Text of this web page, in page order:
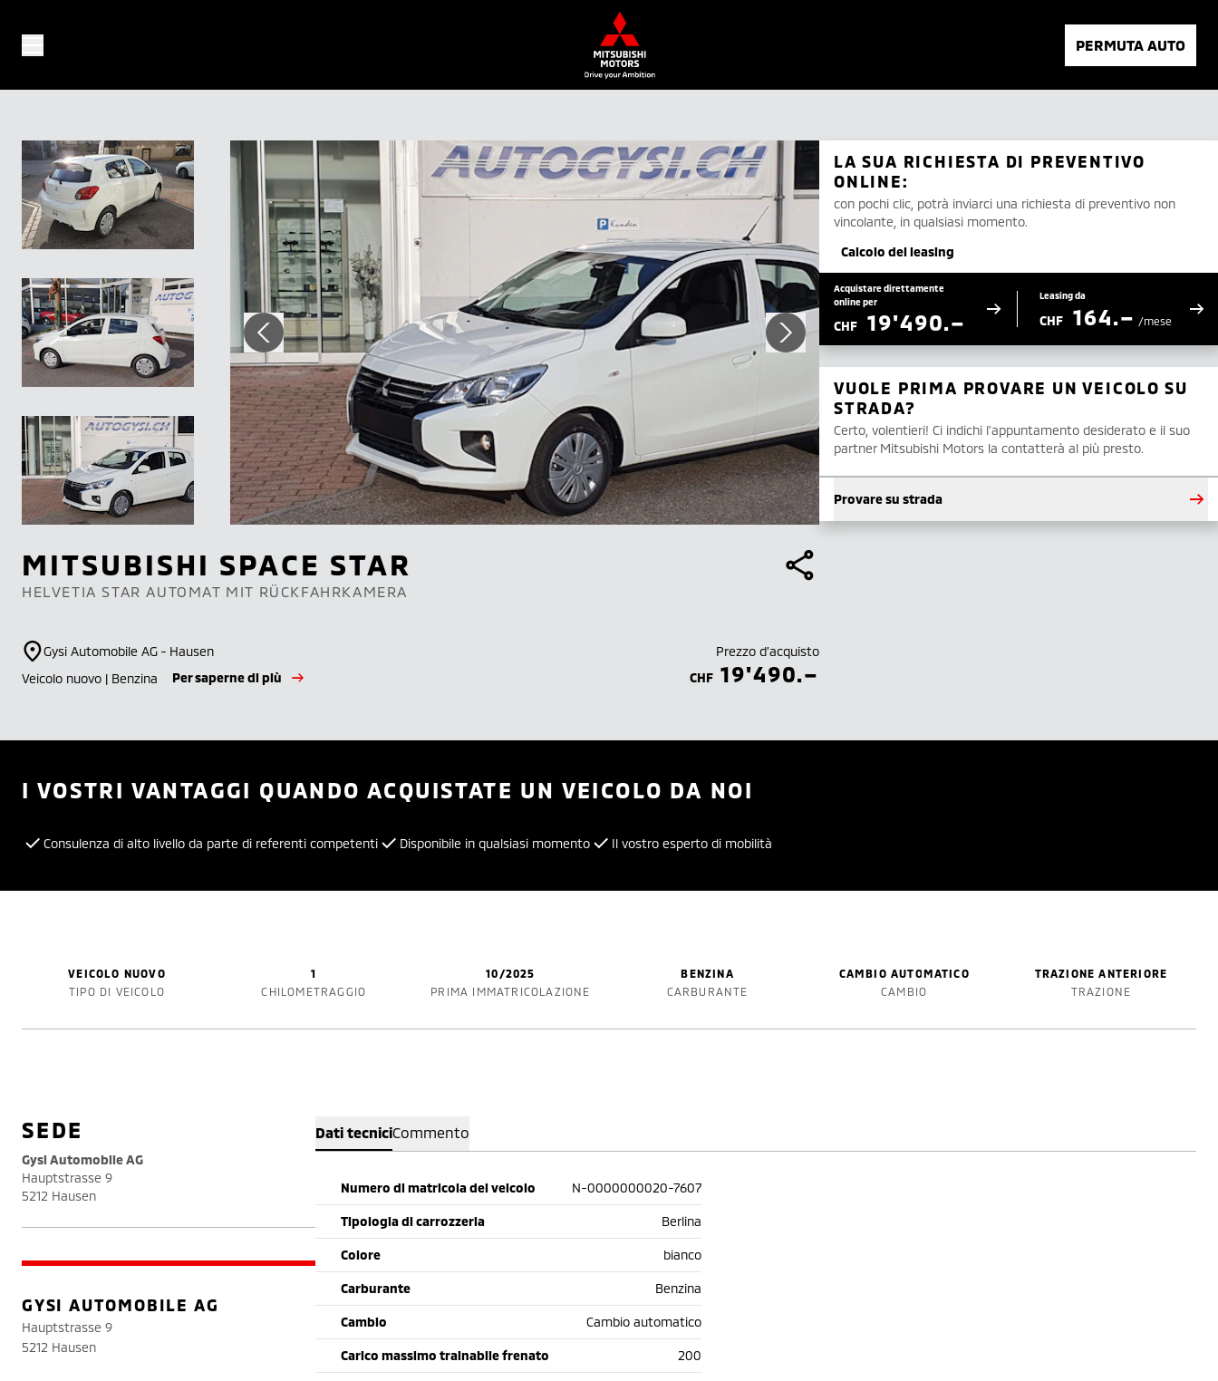
PERMUTA AUTO
MITSUBISHI SPACE STAR
HELVETIA STAR AUTOMAT MIT RÜCKFAHRKAMERA
Gysi Automobile AG - Hausen
Veicolo nuovo | Benzina
Per saperne di più
Prezzo d’acquisto
CHF 19'490.–
LA SUA RICHIESTA DI PREVENTIVO
ONLINE:
con pochi clic, potrà inviarci una richiesta di preventivo non
vincolante, in qualsiasi momento.
Calcolo del leasing
Acquistare direttamente
online per
CHF 19'490.–
Leasing da
CHF 164.– /mese
VUOLE PRIMA PROVARE UN VEICOLO SU
STRADA?
Certo, volentieri! Ci indichi l'appuntamento desiderato e il suo
partner Mitsubishi Motors la contatterà al più presto.
Provare su strada
I VOSTRI VANTAGGI QUANDO ACQUISTATE UN VEICOLO DA NOI
Consulenza di alto livello da parte di referenti competenti Disponibile in qualsiasi momento Il vostro esperto di mobilità
VEICOLO NUOVO
TIPO DI VEICOLO
1
CHILOMETRAGGIO
10/2025
PRIMA IMMATRICOLAZIONE
BENZINA
CARBURANTE
CAMBIO AUTOMATICO
CAMBIO
TRAZIONE ANTERIORE
TRAZIONE
Dati tecniciCommento
Numero di matricola del veicolo N-0000000020-7607
Tipologia di carrozzeria Berlina
Colore bianco
Carburante Benzina
Cambio Cambio automatico
Carico massimo trainabile frenato 200
SEDE
Gysi Automobile AG
Hauptstrasse 9
5212 Hausen
GYSI AUTOMOBILE AG
Hauptstrasse 9
5212 Hausen